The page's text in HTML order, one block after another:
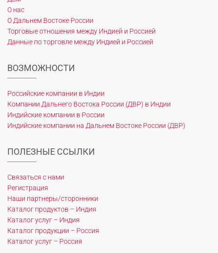
О нас
О Дальнем Востоке России
Торговые отношения между Индией и Россией
Данные по торговле между Индией и Россией
ВОЗМОЖНОСТИ
Российские компании в Индии
Компании Дальнего Востока России (ДВР) в Индии
Индийские компании в России
Индийские компании на Дальнем Востоке России (ДВР)
ПОЛЕЗНЫЕ ССЫЛКИ
Связаться с нами
Регистрация
Наши партнеры/сторонники
Каталог продуктов – Индия
Каталог услуг – Индия
Каталог продукции – Россия
Каталог услуг – Россия